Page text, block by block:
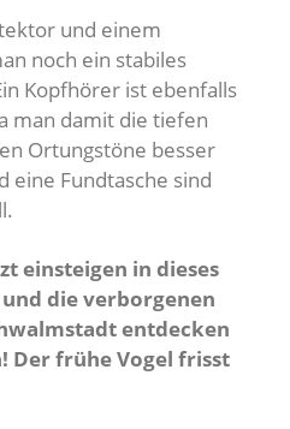
und einem
noch ein stabiles
Kopfhörer ist ebenfalls
man damit die tiefen
Ortungstöne besser
eine Fundtasche sind
einsteigen in dieses
die verborgenen
entdecken
Der frühe Vogel frisst